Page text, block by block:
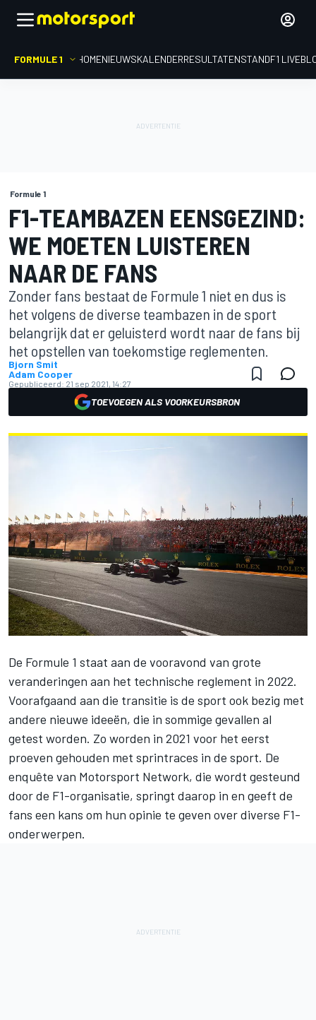
FORMULE 1 HOMENIEUWSKALENDERRESULTATENSTANDF1
Formule 1
F1-TEAMBAZEN EENSGEZIND:
WE MOETEN LUISTEREN
NAAR DE FANS
Zonder fans bestaat de Formule 1 niet en dus is
het volgens de diverse teambazen in de sport
belangrijk dat er geluisterd wordt naar de fans bij
het opstellen van toekomstige reglementen.
Bjorn Smit
Adam Cooper
Gepubliceerd: 21 sep 2021, 14:27
TOEVOEGEN ALS VOORKEURSBRON
De Formule 1 staat aan de vooravond van grote
veranderingen aan het technische reglement in 2022.
Voorafgaand aan die transitie is de sport ook bezig met
andere nieuwe ideeën, die in sommige gevallen al
getest worden. Zo worden in 2021 voor het eerst
proeven gehouden met sprintraces in de sport. De
enquête van Motorsport Network, die wordt gesteund
door de F1-organisatie, springt daarop in en geeft de
fans een kans om hun opinie te geven over diverse F1-
onderwerpen.